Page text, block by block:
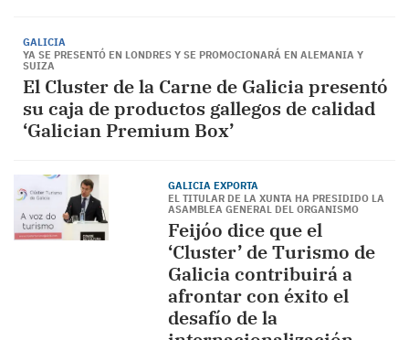
GALICIA
YA SE PRESENTÓ EN LONDRES Y SE PROMOCIONARÁ EN ALEMANIA Y
SUIZA
El Cluster de la Carne de Galicia presentó
su caja de productos gallegos de calidad
‘Galician Premium Box’
GALICIA EXPORTA
EL TITULAR DE LA XUNTA HA PRESIDIDO LA
ASAMBLEA GENERAL DEL ORGANISMO
Feijóo dice que el
‘Cluster’ de Turismo de
Galicia contribuirá a
afrontar con éxito el
desafío de la